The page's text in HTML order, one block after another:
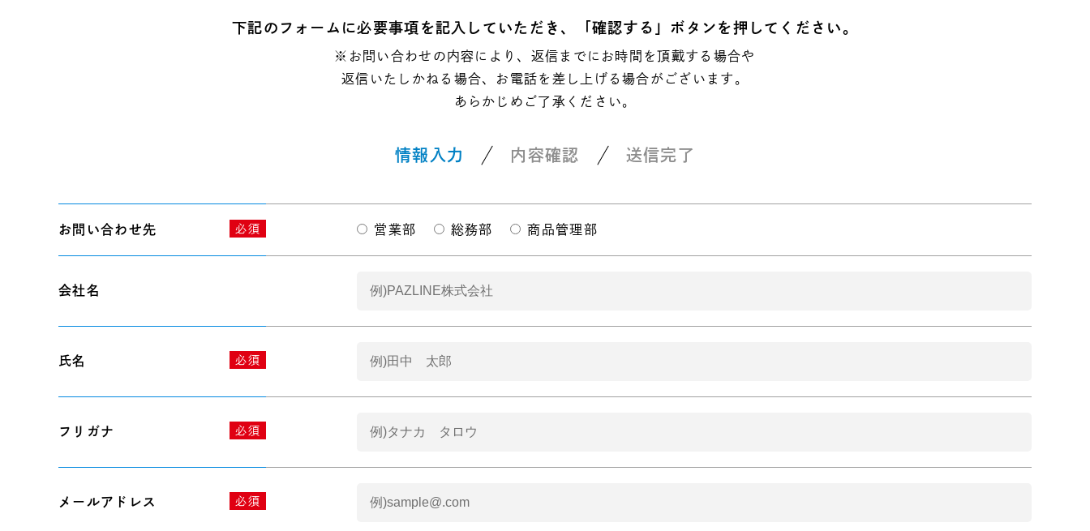
下記のフォームに必要事項を記入していただき、「確認する」ボタンを押してください。
※お問い合わせの内容により、返信までに お時間を頂戴する場合や
返信いたしかねる場合、お電話を差し上げる場合がございます。
あらかじめご了承ください。
情報入力 内容確認 送信完了
お問い合わせ先 必須 営業部 総務部 商品管理部
会社名
氏名 必須
フリガナ 必須
メールアドレス 必須